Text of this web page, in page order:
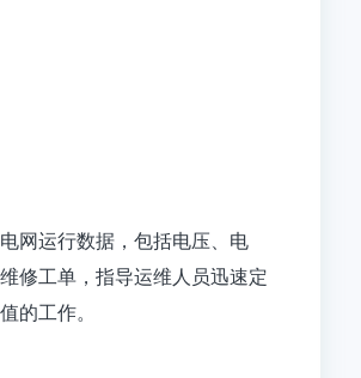
网运行数据，包括电压、电
修工单，指导运维人员迅速定
的工作。